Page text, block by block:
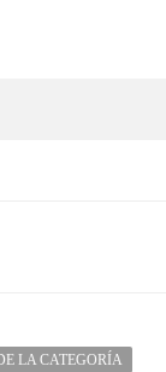
LA CATEGORÍA